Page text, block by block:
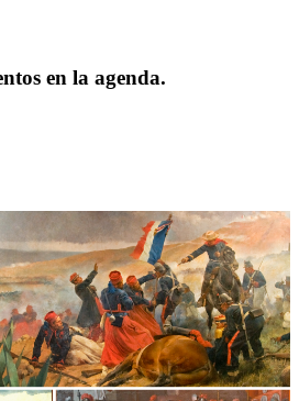
en la agenda.